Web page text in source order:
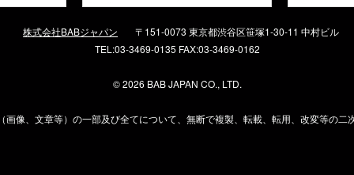
株式会社BABジャパン
〒151-0073 東京都渋谷区笹塚1-30-11 中村ビル
TEL:03-3469-0135 FAX:03-3469-0162
©2026 BAB JAPAN CO., LTD.
画像、文章等）の一部及び全てについて、無断で複製、転載、転用、改変等の二